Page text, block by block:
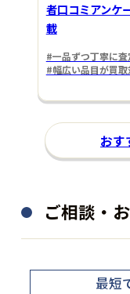
者口コミアンケ
載
#一品ずつ丁寧に査
#幅広い品目が買取
おす
ご相談・
最短